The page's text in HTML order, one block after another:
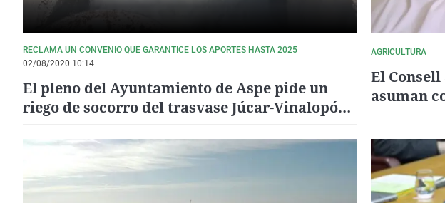
RECLAMA UN CONVENIO QUE GARANTICE LOS APORTES HASTA 2025
02/08/2020 10:14
El pleno del Ayuntamiento de Aspe pide un
riego de socorro del trasvase Júcar-Vinalopó
AGRICULTURA
El
asuman